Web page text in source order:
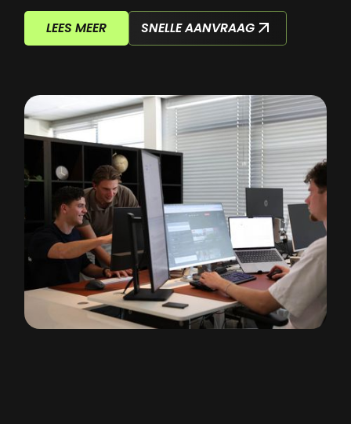
LEES MEER SNELLE AANVRAAG